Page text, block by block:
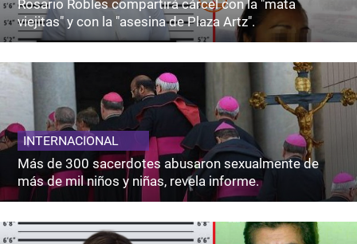
Rosario Robles compartirá cárcel con la "mata
viejitas" y con la "asesina de Plaza Artz".
INTERNACIONAL
Más de 300 sacerdotes abusaron sexualmente de
más de mil niños y niñas, revela informe.